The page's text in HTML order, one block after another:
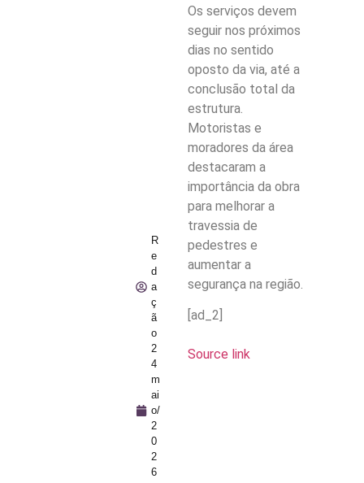
R
e
d
a
ç
ã
o
2
4
m
ai
o/
2
0
2
6
Os serviços devem
seguir nos próximos
dias no sentido
oposto da via, até a
conclusão total da
estrutura.
Motoristas e
moradores da área
destacaram a
importância da obra
para melhorar a
travessia de
pedestres e
aumentar a
segurança na região.
[ad_2]
Source link